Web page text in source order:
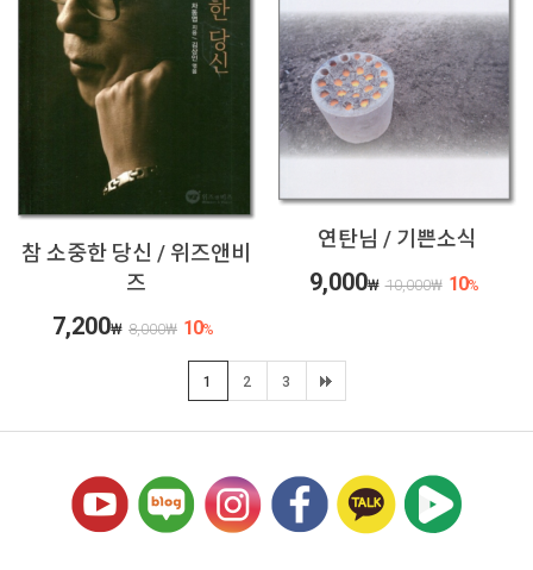
참 소중한 당신 / 위즈앤비
즈
7,200₩ 8,000₩ 10%
연탄님 / 기쁜소식
9,000₩ 10,000₩ 10%
1 2 3